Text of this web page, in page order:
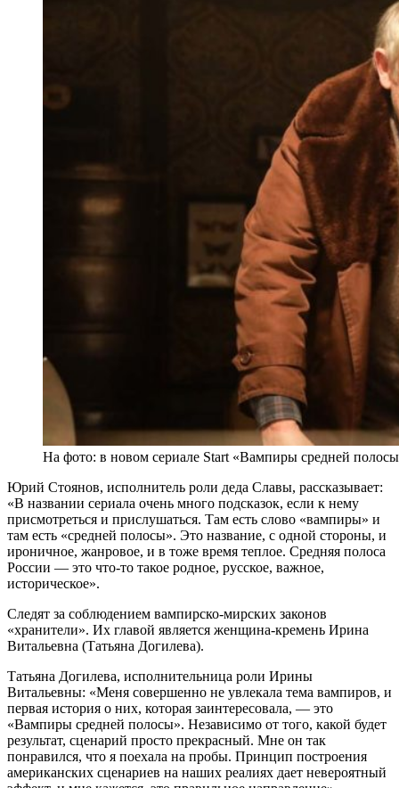
На фото: в новом сериале Start «Вампиры средней
Юрий Стоянов, исполнитель роли деда Славы, рассказывает:
«В названии сериала очень много подсказок, если к нему
присмотреться и прислушаться. Там есть слово «вампиры» и
там есть «средней полосы». Это название, с одной стороны, и
ироничное, жанровое, и в тоже время теплое. Средняя полоса
России — это что-то такое родное, русское, важное,
историческое».
Следят за соблюдением вампирско-мирских законов
«хранители». Их главой является женщина-кремень Ирина
Витальевна (Татьяна Догилева).
Татьяна Догилева, исполнительница роли Ирины
Витальевны: «Меня совершенно не увлекала тема вампиров, и
первая история о них, которая заинтересовала, — это
«Вампиры средней полосы». Независимо от того, какой будет
результат, сценарий просто прекрасный. Мне он так
понравился, что я поехала на пробы. Принцип построения
американских сценариев на наших реалиях дает невероятный